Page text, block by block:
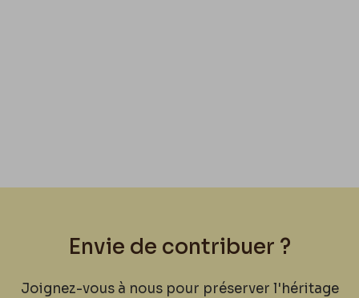
Envie de contribuer ?
Joignez-vous à nous pour préserver l'héritage